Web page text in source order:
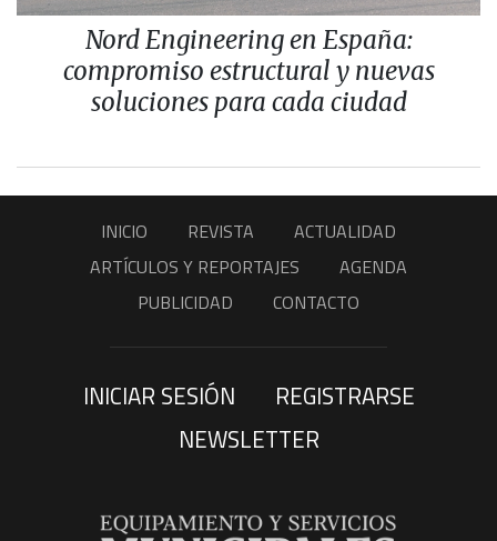
Nord Engineering en España:
compromiso estructural y nuevas
soluciones para cada ciudad
INICIO REVISTA
ACTUALIDAD
ARTÍCULOS Y REPORTAJES
AGENDA
PUBLICIDAD
CONTACTO
INICIAR SESIÓN
REGISTRARSE
NEWSLETTER